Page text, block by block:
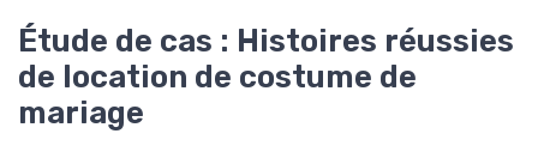
Étude de cas : Histoires réussies
de location de costume de
mariage